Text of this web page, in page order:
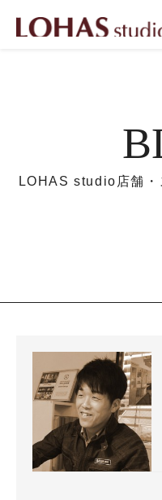
LOHAS studio店舗